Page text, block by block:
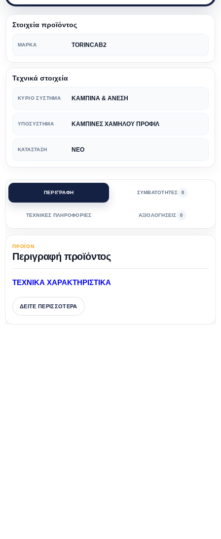
Στοιχεία προϊόντος
ΜΆΡΚΑ TORINCAB2
Τεχνικά στοιχεία
ΚΎΡΙΟ ΣΎΣΤΗΜΑ ΚΑΜΠΙΝΑ & ΑΝΕΣΗ
ΥΠΟΣΎΣΤΗΜΑ ΚΑΜΠΙΝΕΣ ΧΑΜΗΛΟΥ ΠΡΟΦΙΛ
ΚΑΤΆΣΤΑΣΗ ΝΕΟ
ΠΕΡΙΓΡΑΦΗ ΣΥΜΒΑΤΟΤΗΤΕΣ 0
ΤΕΧΝΙΚΕΣ ΠΛΗΡΟΦΟΡΙΕΣ ΑΞΙΟΛΟΓΗΣΕΙΣ 0
ΠΡΟΪΟΝ
Περιγραφή προϊόντος
ΤΕΧΝΙΚΑ ΧΑΡΑΚΤΗΡΙΣΤΙΚΑ
ΔΕΙΤΕ ΠΕΡΙΣΣΟΤΕΡΑ